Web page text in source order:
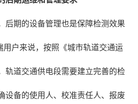
后期的设备管理也是保障检测效果
用户来说，按照《城市轨道交通运
轨道交通供电段需要建立完善的检
设备的使用人、校准责任人、报废